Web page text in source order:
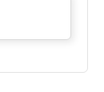
なみに
う所で私